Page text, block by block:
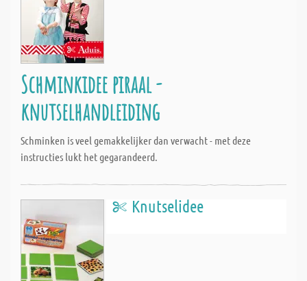
Schminkidee piraal -
knutselhandleiding
Schminken is veel gemakkelijker dan verwacht - met deze
instructies lukt het gegarandeerd.
Knutselidee